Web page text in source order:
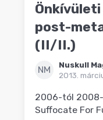
post-
(II/II.)
NM
Nuskull
2013.
2006-tól
Suffocate For